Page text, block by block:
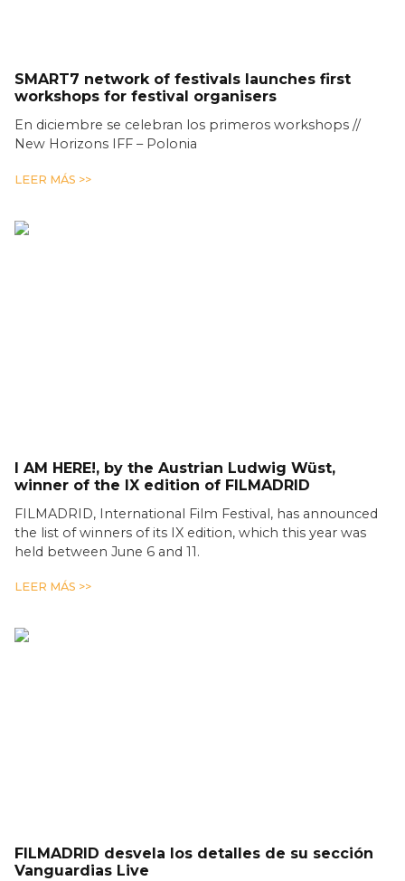
SMART7 network of festivals launches first
workshops for festival organisers
En diciembre se celebran los primeros workshops //
New Horizons IFF – Polonia
LEER MÁS >>
I AM HERE!, by the Austrian Ludwig Wüst,
winner of the IX edition of FILMADRID
FILMADRID, International Film Festival, has announced
the list of winners of its IX edition, which this year was
held between June 6 and 11.
LEER MÁS >>
FILMADRID desvela los detalles de su sección
Vanguardias Live